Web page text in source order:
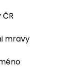
mravy